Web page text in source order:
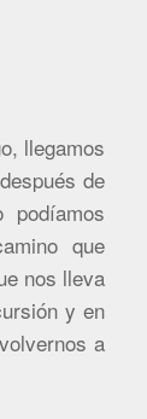
llegamos
de
podíamos
que
nos lleva
y en
a